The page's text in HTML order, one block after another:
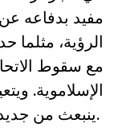
مفيد بدفاعه
الرؤية،
مع سقوط
الإسلاموية.
ينبعث من جديد.